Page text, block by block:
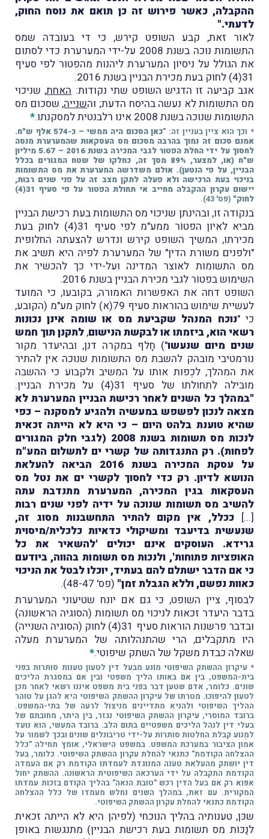
ההקבלה, כאשר פירוש זה כן תואם את נוסח החוק,
לדעתי."
לאור זאת, קבע השופט קירש, כי די בעובדה שמס
התשומות נוכה בשנת 2008 על-ידי המערערת
כדי לסתום
את הגולל על ניסיון המערערת ליהנות מהפטור לפי סעיף
31(4) לחוק בעת מכירת הבניין בשנת 2016.
אגב קביעה זו הדגיש השופט שתי נקודות: האחת, שניכוי
מס התשומות לא נעשה בהיסח הדעת; והשנייה, שסכום מס
התשומות שנוכה בשנת 2008 אינו רלבנטית למסקנתו.
*
* וכך הוא ציין בעניין זה: "
כאן הסכום היה ממשי – כ-574 אלף ש"ח.
אמנם סכום זה נמוך בהרבה מסכום מס העסקאות שהמערערת מנסה
לחסוך על ידי החלת הפטור לגבי המכירה בשנת 2016 – 5.67 מיליון
ש"ח (או, למצער, 89% מסך זה, כחלקו של שטח המגורים בכלל
הבניין, על פי הנטען). אולם משדרשה המערערת את מס התשומות
בניכוי בעת הרכישה ולא פעלה לתקן מצב זה על פני שנים רבות,
יישום עקרון ההקבלה מחייב אי תחולת הפטור על פי סעיף 31(4)
לחוק" (פס' 43).
בנקודה זו, ובהינתן שניכוי מס התשומות בעת רכישת הבניין
מביא לאיון הפטוֹר ממע"מ לפי סעיף 31(4) לחוק בעת
מכירתו, המשיך השופט קירש ונדרש להצעתה החלופית
"ולפנים משורת הדין" של המערערת לפיה היא תשיב את
מס התשומות לאוצר המדינה ועל-ידי כך להכשיר את
השימוש בפטוֹר לגבי מכירת הבניין בשנת 2016.
השופט דחה את האפשרות האמורה, בקובעו, כי המועד
לעשיית שימוש בהוראות סעיף 79(א) לחוק מע"מ (הקובע,
כי"נוכח המנהל שקביעת מס או שומה אינן נכונות
רשאי הוא, ביזמתו או לבקשת הנישום,לתקנן תוך חמש
שנים מיום שנעשו") חָלף במקרה דנן, ובהיעדר מקור
נורמטיבי מובהק להשבת מס התשומות שנוכה אין להתיר
את המהלך, לכְפות אותו על המשיב ולקבוע כי ההשבה
מובילה לתחולתו של סעיף 31(4) על מכירת הבניין.
"במהלך כל השנים לאחר רכישת הבניין המערערת לא
מצאה לנכון לפשפש במעשיה ולהגיע למסקנה – כפי
שהיא טוענת בלהט היום – כי היא לא הייתה זכאית
לנכות מס תשומות בשנת 2008 (לגבי חלק המגורים
לפחות). רק התנגדותה של קשרי ים לתשלום המע"מ
על עסקת המכירה בשנת 2016 הביאה להעלאת
הנושא לדיון. רק כדי לחסוך לקשרי ים את נטל מס
העסקאות בגין המכירה, המערערת מתנדבת עתה
להשיב מס תשומות שנוכה על ידיה לפני שנים רבות
[...] ככלל, אין מקום להתיר התחשבנות מסוג זה,
שנעשית בדיעבד ומשיקולי כדאיות כלכלית/מיסוית
גרידא. העוסקים אינם יכולים 'להשאיר את כל
האופציות פתוחות', ולנכות מס תשומות בהווה, ביודעם
כי אם הדבר ישתלם להם בעתיד, יוכלו לבטל את הניכוי
כאוות נפשם, וללא הגבלת זמן" (פס' 48-47).
לבסוף, ציין השופט, כי גם אם יונח שטיעוני המערערת
בדבר היעדר זכאות לניכוי מס תשומות (הסוגיה הראשונה)
ובדבר פרשנות הוראות סעיף 31(4) לחוק (הסוגיה השנייה)
היו מתקבלים, הרי שהתנהלותה של המערערת מעלה
שאלה כבדת משקל של השתק שיפוטי.*
* עיקרון ההשתק השיפוטי מוֹנע מבעל דין לטעון טענות סותרות בפני
בית-המשפט, בין אם באותו הליך משפטי ובין אם במסגרת הליכים
שונים. כלומר, אדם שטען דבר בפני בית משפט איננו רשאי לאחר מכן
לטעון להיפוכו. מטרתו של עיקרון ההשתק השיפוטי היא להגן על טוהר
ההליך השיפוטי ולהניא מתדיינים מניצול לרעה של בתי-המשפט.
ברובד המוסרי, עיקרון ההשתק השיפוטי נגזר, בין היתר, מחובתם של
בעלי דין לנהל הליכים משפטיים בתום הלב. ברובד המעשי, הוא נועד
למְנוע קבלת החלטות סותרות על-ידי טריבונלים שונים ובכך לשמור על
אמון הציבור במערכת המשפט. במשפט הישראלי, אומץ תחילה "כלל
ההצלחה הקודמת" כתנאי להחלת עקרון ההשתק השיפוטי. כלומר, בעל
דין יושתק מהעלאת טענה המנוגדת לעמדתו הקודמת רק אם העמדה
הקודמת התקבלה על ידי הערכאה השיפוטית הראשונה. ההשתק יחול
אפוא רק אם בעל הדין רכש "טובת הנאה" בהליך הקודם בזכות עמדתו
המקורית. עם זאת, במהלך השנים נחלש מעמדו של כלל ההצלחה
הקודמת כתנאי להחלת עקרון ההשתק השיפוטי.
שכּן, טענותיה בהליך הנוכחי (לפיהן היא לא הייתה זכאית
לנַכּוֹת מס תשומות בעת רכישת הבניין) מתנגשות באופן